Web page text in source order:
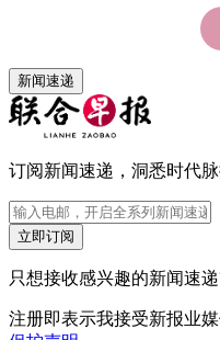
新闻速递
订阅新闻速递，洞悉时代脉
立即订阅
只想接收感兴趣的新闻速递
注册即表示我接受新报业